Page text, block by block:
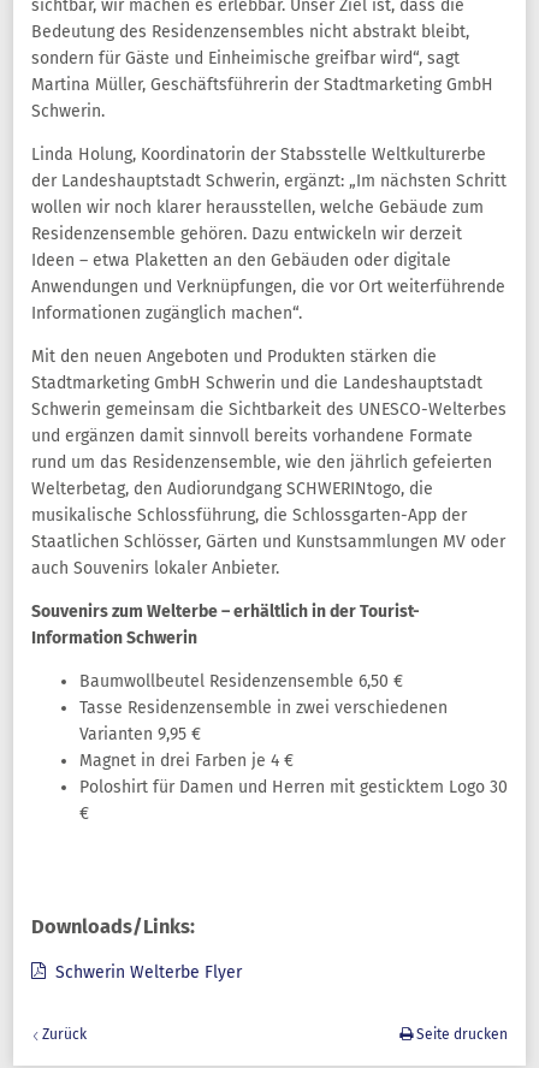
sichtbar, wir machen es erlebbar. Unser Ziel ist, dass die
Bedeutung des Residenzensembles nicht abstrakt bleibt,
sondern für Gäste und Einheimische greifbar wird“, sagt
Martina Müller, Geschäftsführerin der Stadtmarketing GmbH
Schwerin.
Linda Holung, Koordinatorin der Stabsstelle Weltkulturerbe
der Landeshauptstadt Schwerin, ergänzt: „Im nächsten Schritt
wollen wir noch klarer herausstellen, welche Gebäude zum
Residenzensemble gehören. Dazu entwickeln wir derzeit
Ideen – etwa Plaketten an den Gebäuden oder digitale
Anwendungen und Verknüpfungen, die vor Ort weiterführende
Informationen zugänglich machen“.
Mit den neuen Angeboten und Produkten stärken die
Stadtmarketing GmbH Schwerin und die Landeshauptstadt
Schwerin gemeinsam die Sichtbarkeit des UNESCO-Welterbes
und ergänzen damit sinnvoll bereits vorhandene Formate
rund um das Residenzensemble, wie den jährlich gefeierten
Welterbetag, den Audiorundgang SCHWERINtogo, die
musikalische Schlossführung, die Schlossgarten-App der
Staatlichen Schlösser, Gärten und Kunstsammlungen MV oder
auch Souvenirs lokaler Anbieter.
Souvenirs zum Welterbe – erhältlich in der Tourist-
Information Schwerin
Baumwollbeutel Residenzensemble 6,50 €
Tasse Residenzensemble in zwei verschiedenen
Varianten 9,95 €
Magnet in drei Farben je 4 €
Poloshirt für Damen und Herren mit gesticktem Logo 30
€
Downloads/Links:
Schwerin Welterbe Flyer
Zurück Seite drucken